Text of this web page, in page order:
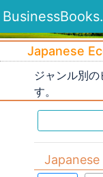
Japanese
ジャンル別
す。